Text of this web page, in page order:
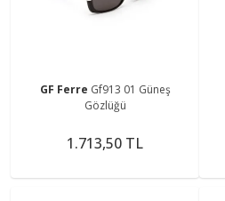
GF Ferre Gf913 01 Güneş
Gözlüğü
1.713,50 TL